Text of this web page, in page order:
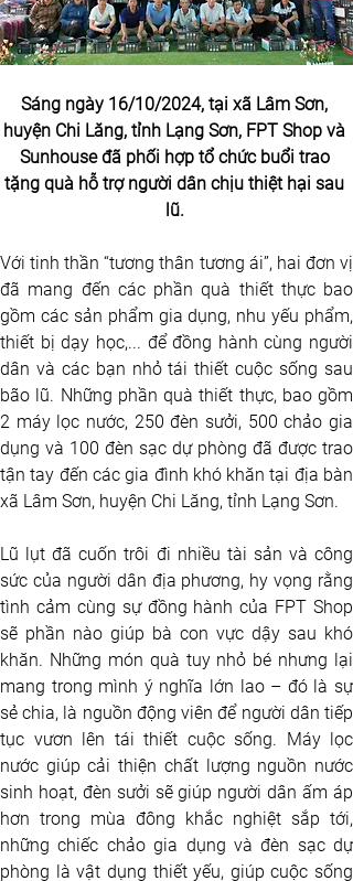
Sáng ngày 16/10/2024, tại xã Lâm Sơn,
huyện Chi Lăng, tỉnh Lạng Sơn, FPT Shop và
Sunhouse đã phối hợp tổ chức buổi trao
tặng quà hỗ trợ người dân chịu thiệt hại sau
lũ.
Với tinh thần “tương thân tương ái”, hai đơn vị
đã mang đến các phần quà thiết thực bao
gồm các sản phẩm gia dụng, nhu yếu phẩm,
thiết bị dạy học,... để đồng hành cùng người
dân và các bạn nhỏ tái thiết cuộc sống sau
bão lũ. Những phần quà thiết thực, bao gồm
2 máy lọc nước, 250 đèn sưởi, 500 chảo gia
dụng và 100 đèn sạc dự phòng đã được trao
tận tay đến các gia đình khó khăn tại địa bàn
xã Lâm Sơn, huyện Chi Lăng, tỉnh Lạng Sơn.
Lũ lụt đã cuốn trôi đi nhiều tài sản và công
sức của người dân địa phương, hy vọng rằng
tình cảm cùng sự đồng hành của FPT Shop
sẽ phần nào giúp bà con vực dậy sau khó
khăn. Những món quà tuy nhỏ bé nhưng lại
mang trong mình ý nghĩa lớn lao – đó là sự
sẻ chia, là nguồn động viên để người dân tiếp
tục vươn lên tái thiết cuộc sống. Máy lọc
nước giúp cải thiện chất lượng nguồn nước
sinh hoạt, đèn sưởi sẽ giúp người dân ấm áp
hơn trong mùa đông khắc nghiệt sắp tới,
những chiếc chảo gia dụng và đèn sạc dự
phòng là vật dụng thiết yếu, giúp cuộc sống